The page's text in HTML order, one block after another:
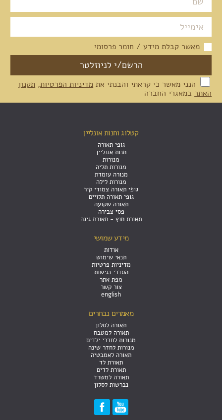
מאשר קבלת מידע / חומר פרסומי
הנני מאשר כי קראתי והבנתי את מדיניות הפרטיות, תקנון
האתר במאגרי החברה
קטלוג וחנות אונליין
גופי תאורה
חנות אונליין
מנורות
מנורות תליה
מנורה עומדת
מנורות לילה
גופי תאורה צמודי קיר
גופי תאורה תלויים
תאורה שקועה
פסי צבירה
תאורת חוץ - תאורת גינה
מידע שמושי
אודות
תנאי שימוש
מדיניות פרטיות
הסדרי נגישות
מפת אתר
צור קשר
english
מאמרים נבחרים
תאורה לסלון
תאורה למטבח
מנורות לחדרי ילדים
מנורות לחדר שינה
תאורה לאמבטיה
תאורת לד
תאורת לדים
תאורה למשרד
נברשות לסלון